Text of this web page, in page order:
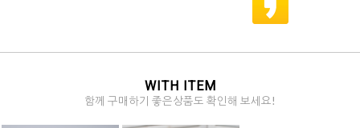
WITH ITEM
함께 구매하기 좋은상품도 확인해 보세요!